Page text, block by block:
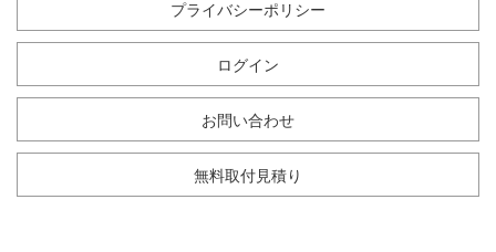
プライバシーポリシー
ログイン
お問い合わせ
無料取付見積り